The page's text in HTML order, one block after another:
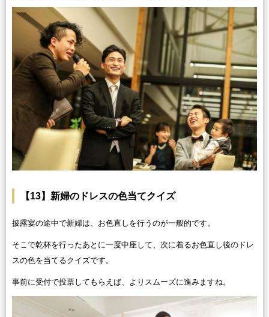
【13】新婦のドレスの色当てクイズ
披露宴の途中で新婦は、お色直しを行うのが一般的です。
そこで乾杯を行ったあとに一度中座して、次に着るお色直し後のドレ
スの色を当てるクイズです。
事前に受付で投票してもらえば、よりスムーズに進みますね。